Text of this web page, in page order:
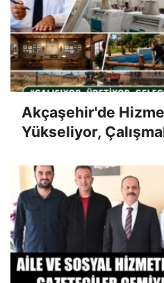
Akçaşehir'de
Yükseliyor,